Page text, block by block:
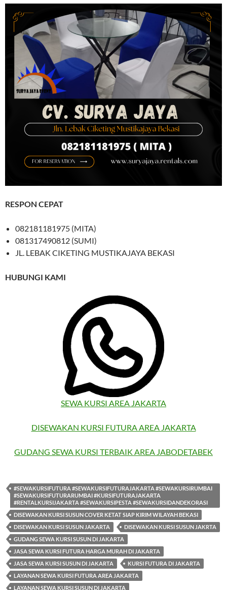
RESPON CEPAT
082181181975 (MITA)
081317490812 (SUMI)
JL. LEBAK CIKETING MUSTIKAJAYA BEKASI
HUBUNGI KAMI
SEWA KURSI AREA JAKARTA
DISEWAKAN KURSI FUTURA AREA JAKARTA
GUDANG SEWA KURSI TERBAIK AREA JABODETABEK
#SEWAKURSIFUTURA #SEWAKURSIFUTURAJAKARTA #SEWAKURSIRUMBAI
#SEWAKURSIFUTURARUMBAI #KURSIFUTURAJAKARTA
#RENTALKURSIJAKARTA #SEWAKURSIPESTA #SEWAKURSIDANDEKORASI
DISEWAKAN KURSI SUSUN COVER KETAT SIAP KIRIM WILAYAH BEKASI
DISEWAKAN KURSI SUSUN JAKARTA
DISEWAKAN KURSI SUSUN JAKRTA
GUDANG SEWA KURSI SUSUN DI JAKARTA
JASA SEWA KURSI FUTURA HARGA MURAH DI JAKARTA
JASA SEWA KURSI SUSUN DI JAKARTA
KURSI FUTURA DI JAKARTA
LAYANAN SEWA KURSI FUTURA AREA JAKARTA
LAYANAN SEWA KURSI SUSUN DI JAKARTA